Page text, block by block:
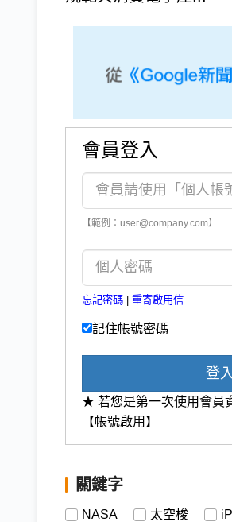
會員登入
【範例：user@company.com】
忘記密碼 重寄啟用信
記住帳號密碼
登入
★ 若您是第一次使用會員
【帳號啟用】
關鍵字
NASA 太空梭